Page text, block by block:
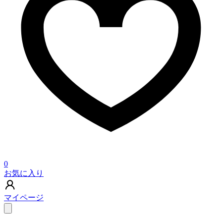
0
お気に入り
マイページ